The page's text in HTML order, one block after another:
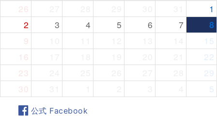
26
1
2
3 4 5 6 7
8
9
15
16
22
23
29
30
5
公式 Facebook